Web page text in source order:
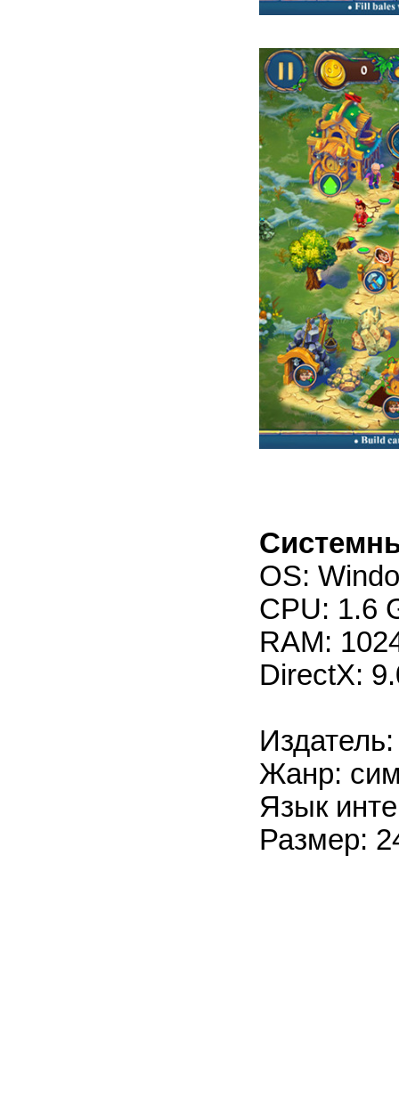
OS:
CPU: 1.6
RAM:
DirectX:
Жанр:
Язык
Размер: